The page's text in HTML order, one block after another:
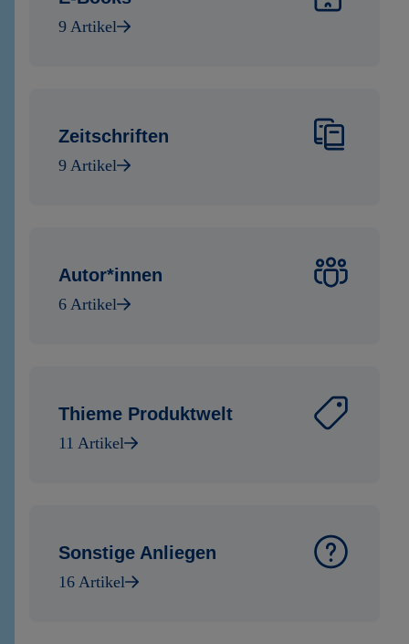
9 Artikel
Zeitschriften
9 Artikel
Autor*innen
6 Artikel
Thieme Produktwelt
11 Artikel
Sonstige Anliegen
16 Artikel